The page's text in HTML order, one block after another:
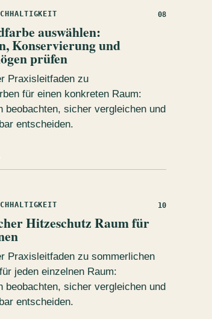
08
auswählen:
Konservierung und
prüfen
Praxisleitfaden zu
für einen konkreten Raum:
beobachten, sicher vergleichen und
entscheiden.
10
Hitzeschutz Raum für
Praxisleitfaden zu sommerlichen
jeden einzelnen Raum:
beobachten, sicher vergleichen und
entscheiden.